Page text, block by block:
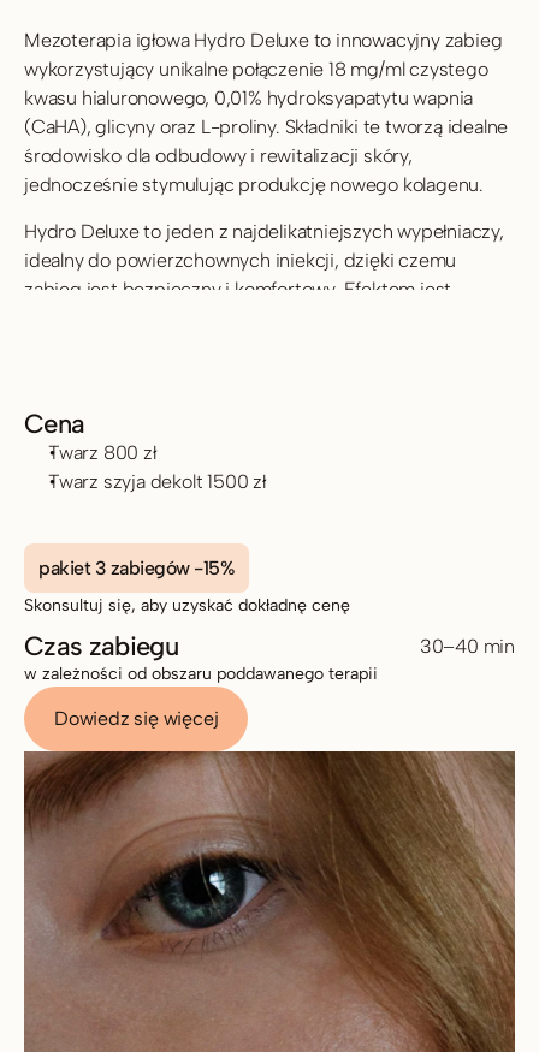
Mezoterapia igłowa Hydro Deluxe to innowacyjny zabieg
wykorzystujący unikalne połączenie 18 mg/ml czystego
kwasu hialuronowego, 0,01% hydroksyapatytu wapnia
(CaHA), glicyny oraz L-proliny. Składniki te tworzą idealne
środowisko dla odbudowy i rewitalizacji skóry,
jednocześnie stymulując produkcję nowego kolagenu.
Hydro Deluxe to jeden z najdelikatniejszych wypełniaczy,
idealny do powierzchownych iniekcji, dzięki czemu
zabieg jest bezpieczny i komfortowy. Efektem jest
Cena
Twarz 800 zł
Twarz szyja dekolt 1500 zł
pakiet 3 zabiegów -15%
Skonsultuj się, aby uzyskać dokładnę cenę
Czas zabiegu 30–40 min
w zależności od obszaru poddawanego terapii
Dowiedz się więcej